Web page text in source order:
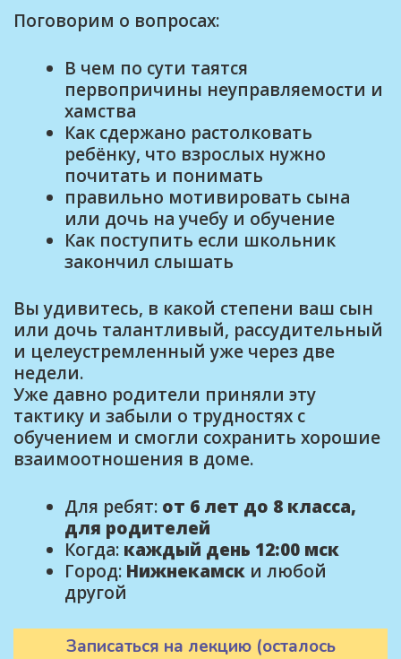
Поговорим о вопросах:
В чем по сути таятся
первопричины неуправляемости и
хамства
Как сдержано растолковать
ребёнку, что взрослых нужно
почитать и понимать
правильно мотивировать сына
или дочь на учебу и обучение
Как поступить если школьник
закончил слышать
Вы удивитесь, в какой степени ваш сын
или дочь талантливый, рассудительный
и целеустремленный уже через две
недели.
Уже давно родители приняли эту
тактику и забыли о трудностях с
обучением и смогли сохранить хорошие
взаимоотношения в доме.
Для ребят: от 6 лет до 8 класса,
для родителей
Когда: каждый день 12:00 мск
Город: Нижнекамск и любой
другой
Записаться на лекцию (осталось